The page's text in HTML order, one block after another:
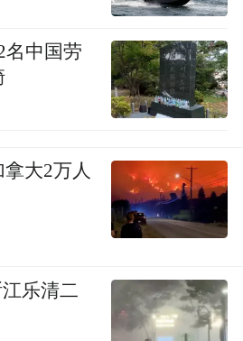
车还正式发布了“诗行丝
传播系列活动计划，“武
名中国劳
大2万人
乐清二